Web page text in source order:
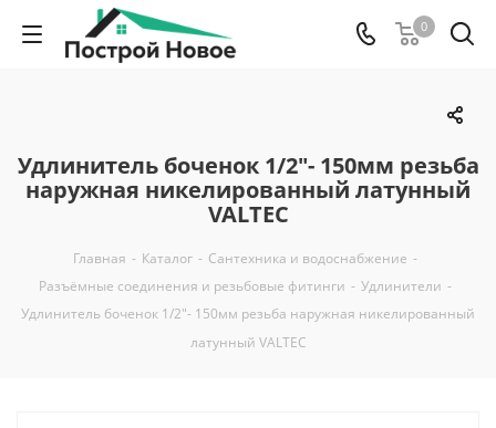
0
Удлинитель боченок 1/2"- 150мм резьба
наружная никелированный латунный
VALTEC
Главная - Каталог - Сантехника и водоснабжение -
Разъёмные соединения и резьбовые фитинги - Удлинители -
Удлинитель боченок 1/2"- 150мм резьба наружная никелированный
латунный VALTEC